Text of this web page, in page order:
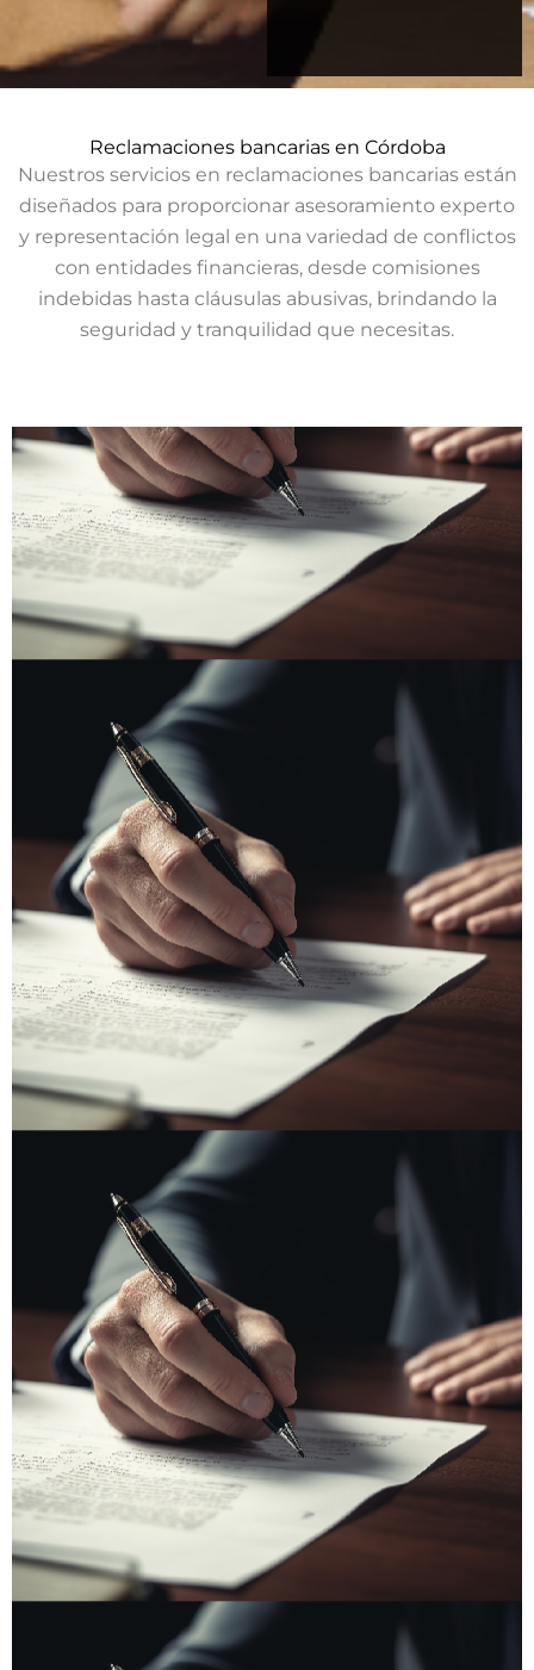
Reclamaciones bancarias en Córdoba
Nuestros servicios en reclamaciones bancarias están
diseñados para proporcionar asesoramiento experto
y representación legal en una variedad de conflictos
con entidades financieras, desde comisiones
indebidas hasta cláusulas abusivas, brindando la
seguridad y tranquilidad que necesitas.